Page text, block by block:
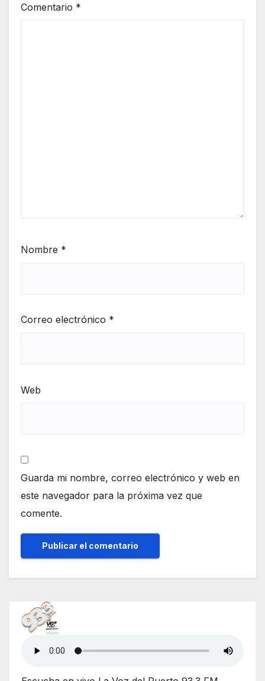
Comentario *
Nombre *
Correo electrónico *
Web
Guarda mi nombre, correo electrónico y web en
este navegador para la próxima vez que
comente.